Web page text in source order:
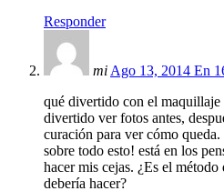
Responder
mi Ago 13, 2014 En
qué divertido con el maquillaje
divertido ver fotos antes,
curación para ver cómo
sobre todo esto! está en los
hacer mis cejas. ¿Es el
debería hacer?